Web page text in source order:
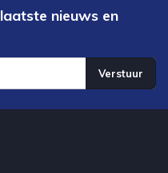
nieuws en
Verstuur